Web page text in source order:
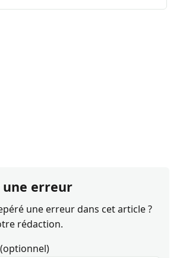
une erreur
une erreur dans cet article ?
rédaction.